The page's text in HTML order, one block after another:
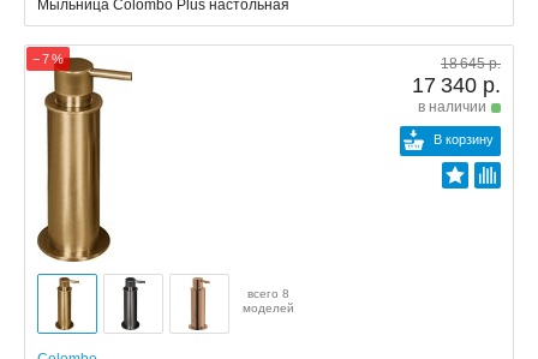
Мыльница Colombo Plus настольная
− 7 % 18 645 р.
17 340 р.
в наличии
В корзину
всего 8
моделей